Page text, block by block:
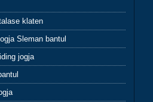
semua perbuatan kita
diri kita sendiri
sholat,maka
dimuka bumi dan carilah
allah banyak-
(Q.S.62:10)
klaten
Sleman bantul
jogja